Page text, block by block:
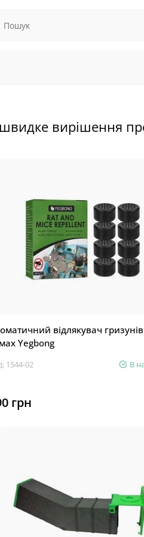
швидке вирішення
відлякувач
Yegbong
1544-02 В
грн